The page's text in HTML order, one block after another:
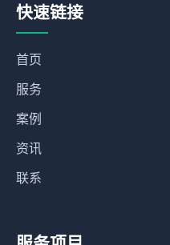
快速链接
首页
服务
案例
资讯
联系